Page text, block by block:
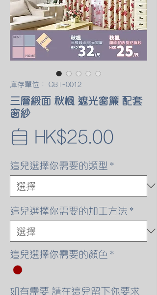
庫存單位： CBT-0012
三層緞面 秋楓 遮光窗簾 配套
窗紗
自 HK$25.00
銷
價
格
這兒選擇你需要的類型 *
這兒選擇你需要的加工方法 *
這兒選擇你需要的顏色 *
如有需要 請在這兒留下你要求